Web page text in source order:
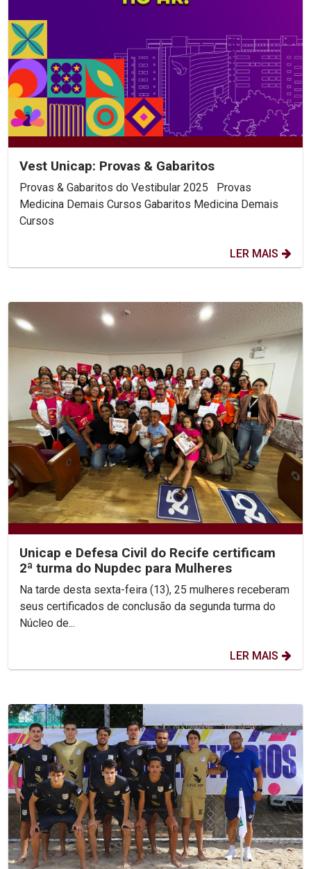
Vest Unicap: Provas & Gabaritos
Provas & Gabaritos do Vestibular 2025 Provas
Medicina Demais Cursos Gabaritos Medicina Demais
Cursos
LER MAIS
Unicap e Defesa Civil do Recife certificam
2ª turma do Nupdec para Mulheres
Na tarde desta sexta-feira (13), 25 mulheres receberam
seus certificados de conclusão da segunda turma do
Núcleo de...
LER MAIS